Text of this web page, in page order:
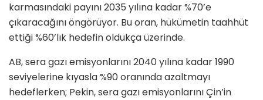
karmasındaki payını 2035 yılına kadar %70’e
çıkaracağını öngörüyor. Bu oran, hükümetin taahhüt
ettiği %60’lık hedefin oldukça üzerinde.
AB, sera gazı emisyonlarını 2040 yılına kadar 1990
seviyelerine kıyasla %90 oranında azaltmayı
hedeflerken; Pekin, sera gazı emisyonlarını Çin’in